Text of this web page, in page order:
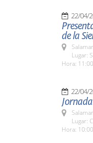
22/04/
de la
Lugar:
Hora:
22/04/
Lugar:
Hora: